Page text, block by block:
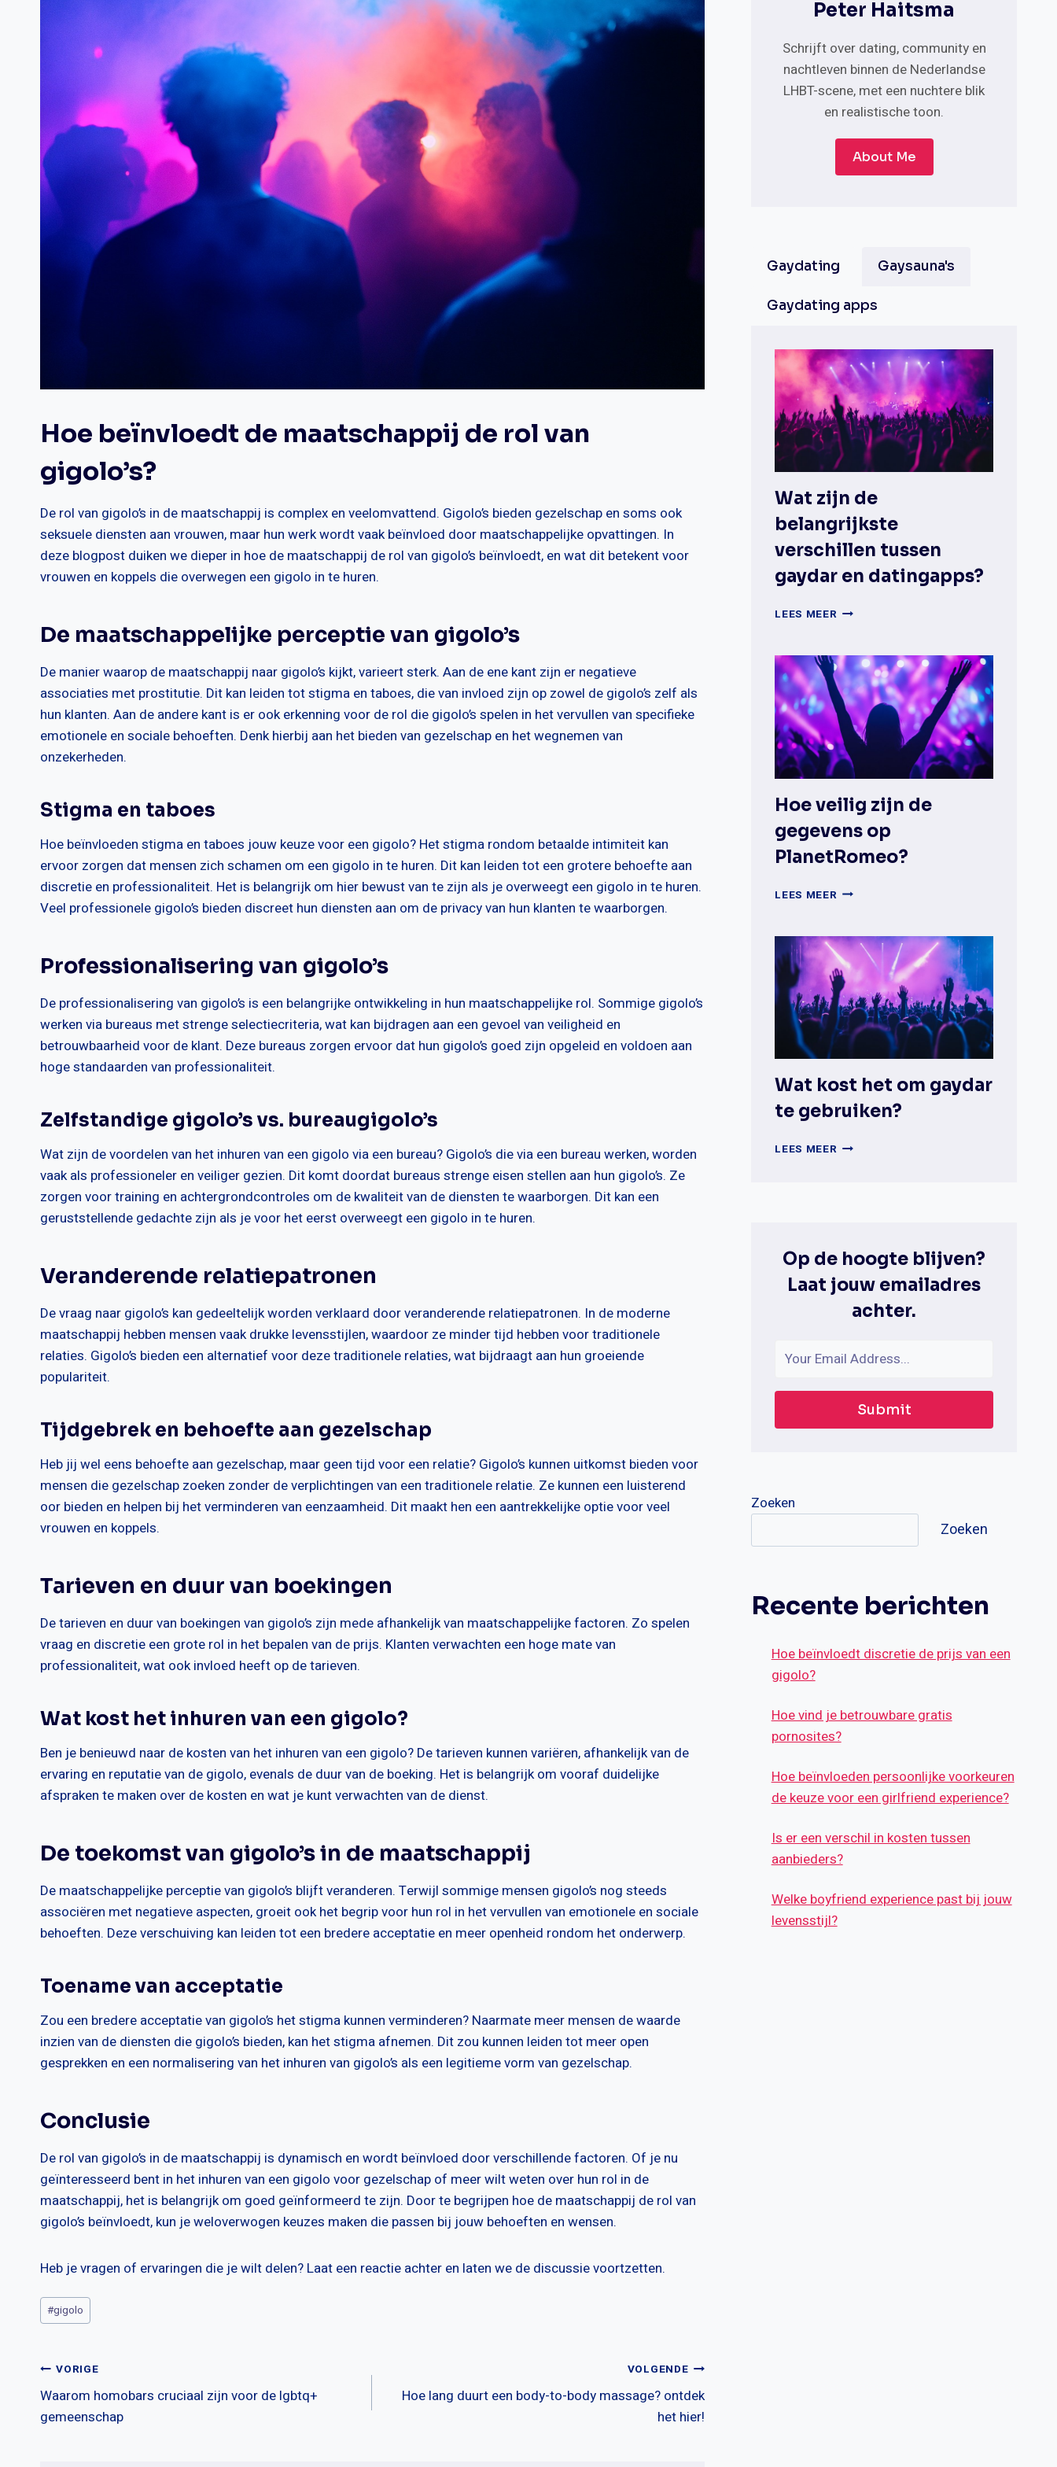
Hoe beïnvloedt de maatschappij de rol van
gigolo’s?
De rol van gigolo’s in de maatschappij is complex en veelomvattend. Gigolo’s bieden gezelschap en soms ook
seksuele diensten aan vrouwen, maar hun werk wordt vaak beïnvloed door maatschappelijke opvattingen. In
deze blogpost duiken we dieper in hoe de maatschappij de rol van gigolo’s beïnvloedt, en wat dit betekent voor
vrouwen en koppels die overwegen een gigolo in te huren.
De maatschappelijke perceptie van gigolo’s
De manier waarop de maatschappij naar gigolo’s kijkt, varieert sterk. Aan de ene kant zijn er negatieve
associaties met prostitutie. Dit kan leiden tot stigma en taboes, die van invloed zijn op zowel de gigolo’s zelf als
hun klanten. Aan de andere kant is er ook erkenning voor de rol die gigolo’s spelen in het vervullen van specifieke
emotionele en sociale behoeften. Denk hierbij aan het bieden van gezelschap en het wegnemen van
onzekerheden.
Stigma en taboes
Hoe beïnvloeden stigma en taboes jouw keuze voor een gigolo? Het stigma rondom betaalde intimiteit kan
ervoor zorgen dat mensen zich schamen om een gigolo in te huren. Dit kan leiden tot een grotere behoefte aan
discretie en professionaliteit. Het is belangrijk om hier bewust van te zijn als je overweegt een gigolo in te huren.
Veel professionele gigolo’s bieden discreet hun diensten aan om de privacy van hun klanten te waarborgen.
Professionalisering van gigolo’s
De professionalisering van gigolo’s is een belangrijke ontwikkeling in hun maatschappelijke rol. Sommige gigolo’s
werken via bureaus met strenge selectiecriteria, wat kan bijdragen aan een gevoel van veiligheid en
betrouwbaarheid voor de klant. Deze bureaus zorgen ervoor dat hun gigolo’s goed zijn opgeleid en voldoen aan
hoge standaarden van professionaliteit.
Zelfstandige gigolo’s vs. bureaugigolo’s
Wat zijn de voordelen van het inhuren van een gigolo via een bureau? Gigolo’s die via een bureau werken, worden
vaak als professioneler en veiliger gezien. Dit komt doordat bureaus strenge eisen stellen aan hun gigolo’s. Ze
zorgen voor training en achtergrondcontroles om de kwaliteit van de diensten te waarborgen. Dit kan een
geruststellende gedachte zijn als je voor het eerst overweegt een gigolo in te huren.
Veranderende relatiepatronen
De vraag naar gigolo’s kan gedeeltelijk worden verklaard door veranderende relatiepatronen. In de moderne
maatschappij hebben mensen vaak drukke levensstijlen, waardoor ze minder tijd hebben voor traditionele
relaties. Gigolo’s bieden een alternatief voor deze traditionele relaties, wat bijdraagt aan hun groeiende
populariteit.
Tijdgebrek en behoefte aan gezelschap
Heb jij wel eens behoefte aan gezelschap, maar geen tijd voor een relatie? Gigolo’s kunnen uitkomst bieden voor
mensen die gezelschap zoeken zonder de verplichtingen van een traditionele relatie. Ze kunnen een luisterend
oor bieden en helpen bij het verminderen van eenzaamheid. Dit maakt hen een aantrekkelijke optie voor veel
vrouwen en koppels.
Tarieven en duur van boekingen
De tarieven en duur van boekingen van gigolo’s zijn mede afhankelijk van maatschappelijke factoren. Zo spelen
vraag en discretie een grote rol in het bepalen van de prijs. Klanten verwachten een hoge mate van
professionaliteit, wat ook invloed heeft op de tarieven.
Wat kost het inhuren van een gigolo?
Ben je benieuwd naar de kosten van het inhuren van een gigolo? De tarieven kunnen variëren, afhankelijk van de
ervaring en reputatie van de gigolo, evenals de duur van de boeking. Het is belangrijk om vooraf duidelijke
afspraken te maken over de kosten en wat je kunt verwachten van de dienst.
De toekomst van gigolo’s in de maatschappij
De maatschappelijke perceptie van gigolo’s blijft veranderen. Terwijl sommige mensen gigolo’s nog steeds
associëren met negatieve aspecten, groeit ook het begrip voor hun rol in het vervullen van emotionele en sociale
behoeften. Deze verschuiving kan leiden tot een bredere acceptatie en meer openheid rondom het onderwerp.
Toename van acceptatie
Zou een bredere acceptatie van gigolo’s het stigma kunnen verminderen? Naarmate meer mensen de waarde
inzien van de diensten die gigolo’s bieden, kan het stigma afnemen. Dit zou kunnen leiden tot meer open
gesprekken en een normalisering van het inhuren van gigolo’s als een legitieme vorm van gezelschap.
Conclusie
De rol van gigolo’s in de maatschappij is dynamisch en wordt beïnvloed door verschillende factoren. Of je nu
geïnteresseerd bent in het inhuren van een gigolo voor gezelschap of meer wilt weten over hun rol in de
maatschappij, het is belangrijk om goed geïnformeerd te zijn. Door te begrijpen hoe de maatschappij de rol van
gigolo’s beïnvloedt, kun je weloverwogen keuzes maken die passen bij jouw behoeften en wensen.
Heb je vragen of ervaringen die je wilt delen? Laat een reactie achter en laten we de discussie voortzetten.
Bericht
tags:
#gigolo
Bericht
navigatie
VORIGE
Waarom homobars cruciaal zijn voor de lgbtq+
gemeenschap
VOLGENDE
Hoe lang duurt een body-to-body massage? ontdek
het hier!
Peter Haitsma
Schrijft over dating, community en
nachtleven binnen de Nederlandse
LHBT-scene, met een nuchtere blik
en realistische toon.
About Me
Gaydating Gaysauna's
Gaydating apps
Wat zijn de
belangrijkste
verschillen tussen
gaydar en datingapps?
LEES MEER WAT
BELANGRIJKSTE
VERSCHILLEN
TUSSEN
GAYDAR
EN
DATINGAPPS?
Hoe veilig zijn de
gegevens op
PlanetRomeo?
LEES MEER HOE
DE
GEGEVENS
OP
PLANETROMEO?
Wat kost het om gaydar
te gebruiken?
LEES MEER WAT
Op de hoogte blijven?
Laat jouw emailadres
achter.
Submit
Zoeken
Zoeken
Recente berichten
Hoe beïnvloedt discretie de prijs van een
gigolo?
Hoe vind je betrouwbare gratis
pornosites?
Hoe beïnvloeden persoonlijke voorkeuren
de keuze voor een girlfriend experience?
Is er een verschil in kosten tussen
aanbieders?
Welke boyfriend experience past bij jouw
levensstijl?